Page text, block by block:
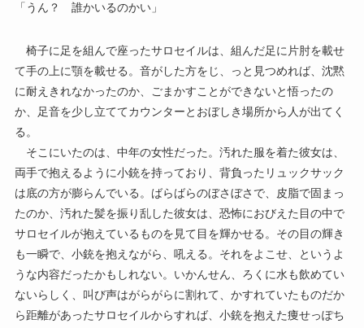
「うん？ 誰かいるのかい」
椅子に足を組んで座ったサロセイルは、組んだ足に片肘を載せ
て手の上に顎を載せる。音がした方をじ、っと見つめれば、沈黙
に耐えきれなかったのか、ごまかすことができないと悟ったの
か、足音を少し立ててカウンターとおぼしき場所から人が出てく
る。
そこにいたのは、中年の女性だった。汚れた服を着た彼女は、
両手で抱えるように小銃を持っており、背負ったリュックサック
は底の方が膨らんでいる。ばらばらのぼさぼさで、皮脂で固まっ
たのか、汚れた髪を振り乱した彼女は、恐怖におびえた目の中で
サロセイルが抱えているものを見て目を輝かせる。その目の輝き
も一瞬で、小銃を抱えながら、吼える。それをよこせ、というよ
うな内容だったかもしれない。いかんせん、ろくに水も飲めてい
ないらしく、叫び声はがらがらに割れて、かすれていたものだか
ら距離があったサロセイルからすれば、小銃を抱えた痩せっぽち